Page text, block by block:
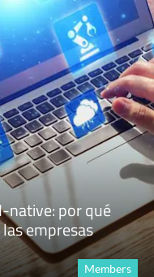
native: por qué
empresas
Members